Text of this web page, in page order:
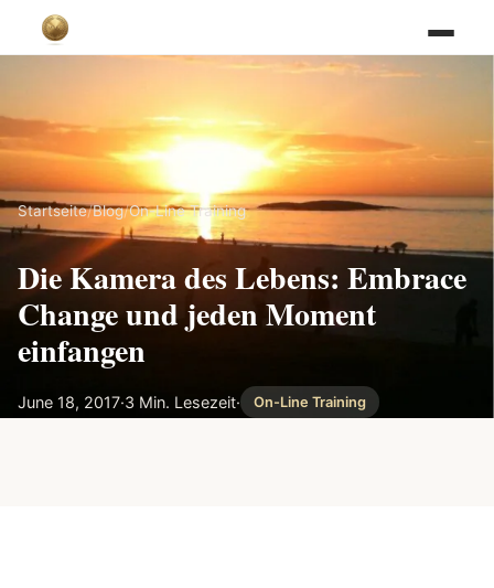
Startseite/Blog/On-Line Training
Die Kamera des Lebens: Embrace
Change und jeden Moment
einfangen
June 18, 2017·3 Min. Lesezeit· On-Line Training